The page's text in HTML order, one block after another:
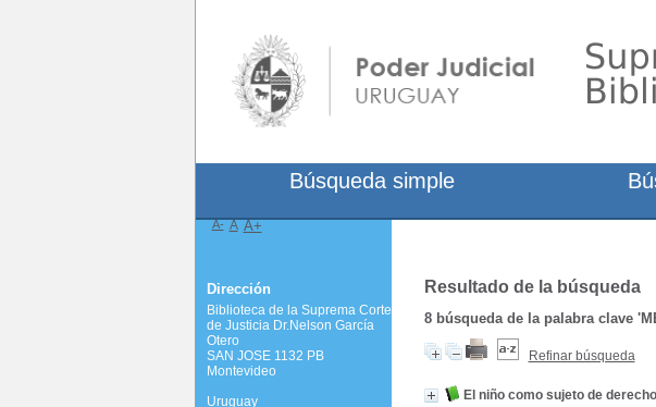
Resultado de la búsqueda
8búsqueda de la palabra clave
Refinar búsqueda
El niño como sujeto de derecho
Búsqueda simple
A- A A+
Dirección
Biblioteca de la Suprema Corte
de Justicia Dr.Nelson García
Otero
SAN JOSE 1132 PB
Montevideo
Uruguay